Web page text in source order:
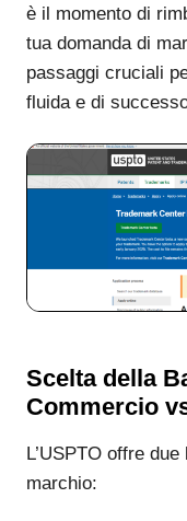
è il momento di
tua domanda di
passaggi cruciali
fluida e di
Scelta della
Commercio
L’USPTO offre
marchio: